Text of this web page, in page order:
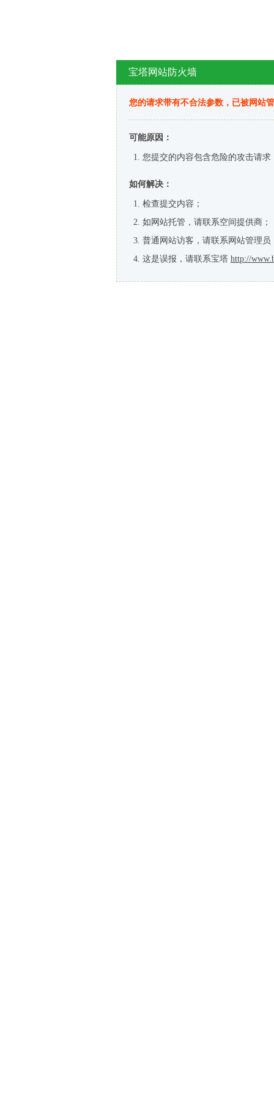
宝塔网站防火墙
您的请求带有不合法参数，已被网站
可能原因：
您提交的内容包含危险的攻击请求
如何解决：
检查提交内容；
如网站托管，请联系空间提供商；
普通网站访客，请联系网站管理员
这是误报，请联系宝塔 http://